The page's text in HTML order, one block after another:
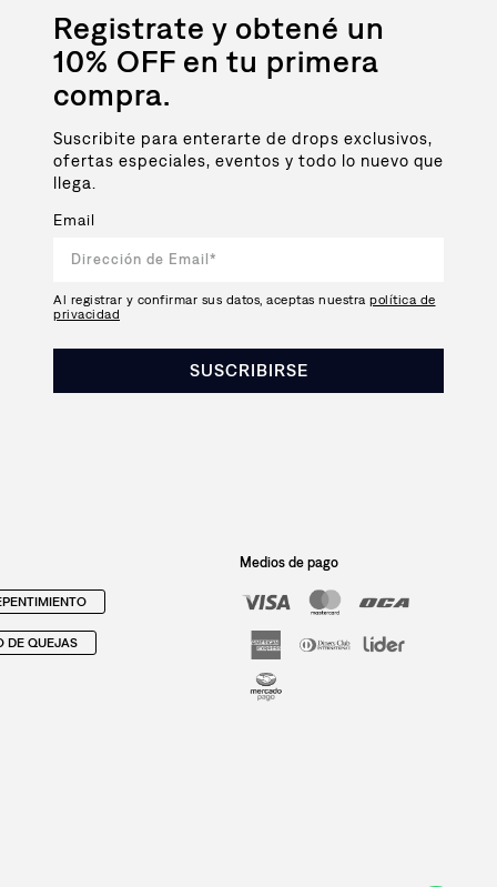
Registrate y obtené un
10% OFF en tu primera
compra.
Suscribite para enterarte de drops exclusivos,
ofertas especiales, eventos y todo lo nuevo que
llega.
Email
Al registrar y confirmar sus datos, aceptas nuestra política de
privacidad
SUSCRIBIRSE
DE QUEJAS
Medios de pago